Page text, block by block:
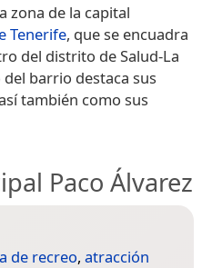
zona de la capital
Tenerife, que se encuadra
del distrito de Salud-La
del barrio destaca sus
también como sus
Paco Álvarez
de recreo, atracción